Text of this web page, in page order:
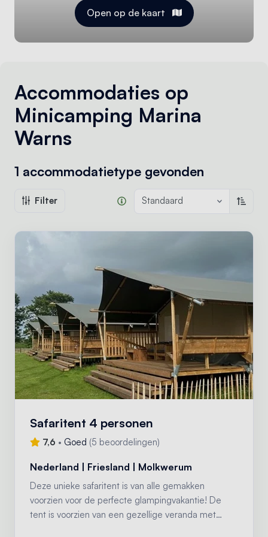
Open op de kaart
Accommodaties op
Minicamping Marina
Warns
1 accommodatietype gevonden
Filter Standaard
Safaritent 4 personen
7,6 • Goed (5 beoordelingen)
Nederland | Friesland | Molkwerum
Deze unieke safaritent is van alle gemakken
voorzien voor de perfecte glampingvakantie! De
tent is voorzien van een gezellige veranda met